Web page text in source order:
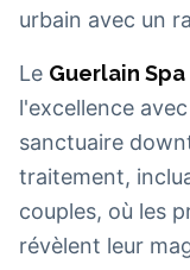
urbain avec un
Le Guerlain Spa
l'excellence
sanctuaire
traitement,
couples, où les
révèlent leur